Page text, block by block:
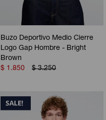
Buzo Deportivo Medio Cierre
Logo Gap Hombre - Bright
Brown
$ 1.850 $ 3.250